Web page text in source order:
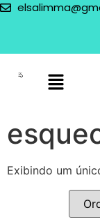
Exibindo um